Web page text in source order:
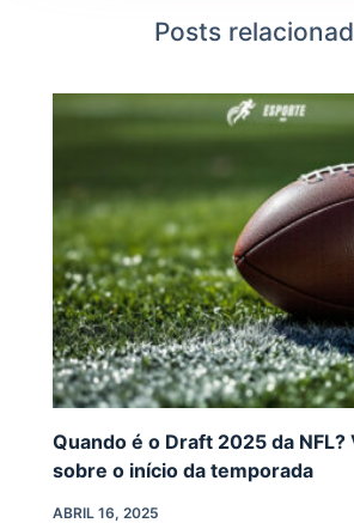
Posts
Quando é o Draft 2025 da NFL?
sobre o início da temporada
ABRIL 16, 2025